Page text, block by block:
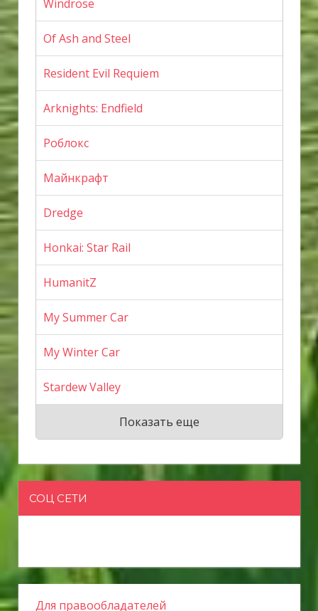
Windrose
Of Ash and Steel
Resident Evil Requiem
Arknights: Endfield
Роблокс
Майнкрафт
Dredge
Honkai: Star Rail
HumanitZ
My Summer Car
My Winter Car
Stardew Valley
Показать еще
СОЦ СЕТИ
Для правообладателей